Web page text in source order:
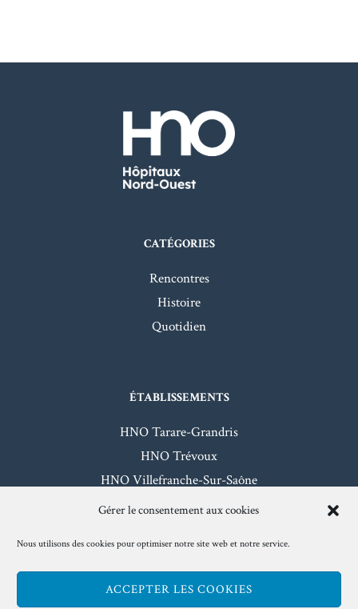
Gérer le consentement aux cookies
Nous utilisons des cookies pour optimiser notre site web et notre service.
ACCEPTER LES COOKIES
CATÉGORIES
Rencontres
Histoire
Quotidien
ÉTABLISSEMENTS
HNO Tarare-Grandris
HNO Trévoux
HNO Villefranche-Sur-Saône
HNO Beaujeu-Belleville